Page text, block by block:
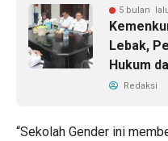
5 bulan
Lebak,
Hukum
Redaksi
“Sekolah Gender ini